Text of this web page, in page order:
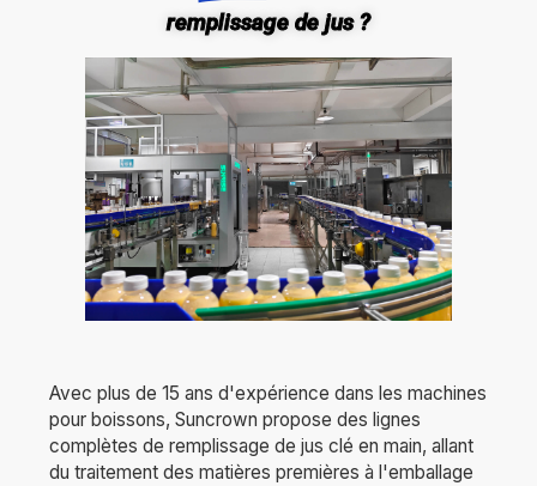
remplissage de jus ?
Avec plus de 15 ans d'expérience dans les machines
pour boissons, Suncrown propose des lignes
complètes de remplissage de jus clé en main, allant
du traitement des matières premières à l'emballage